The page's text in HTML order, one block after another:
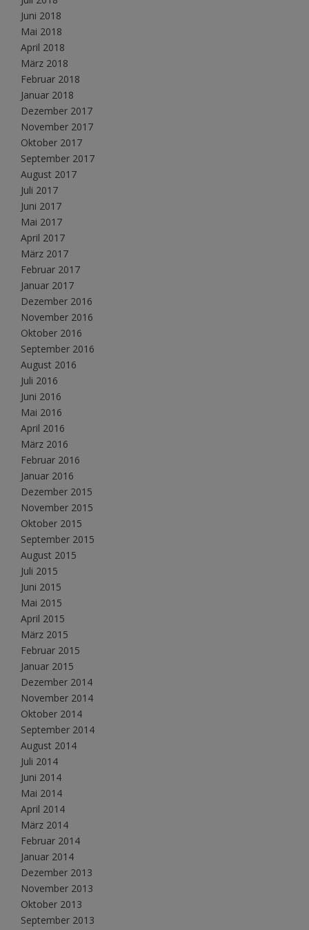
Juni 2018
Mai 2018
April 2018
März 2018
Februar 2018
Januar 2018
Dezember 2017
November 2017
Oktober 2017
September 2017
August 2017
Juli 2017
Juni 2017
Mai 2017
April 2017
März 2017
Februar 2017
Januar 2017
Dezember 2016
November 2016
Oktober 2016
September 2016
August 2016
Juli 2016
Juni 2016
Mai 2016
April 2016
März 2016
Februar 2016
Januar 2016
Dezember 2015
November 2015
Oktober 2015
September 2015
August 2015
Juli 2015
Juni 2015
Mai 2015
April 2015
März 2015
Februar 2015
Januar 2015
Dezember 2014
November 2014
Oktober 2014
September 2014
August 2014
Juli 2014
Juni 2014
Mai 2014
April 2014
März 2014
Februar 2014
Januar 2014
Dezember 2013
November 2013
Oktober 2013
September 2013